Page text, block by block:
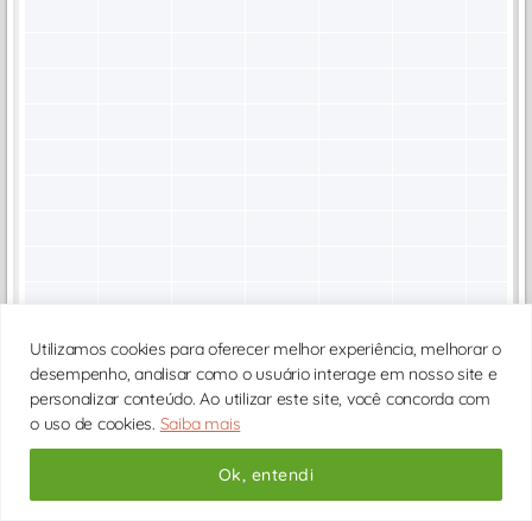
Utilizamos cookies para oferecer melhor experiência, melhorar o
desempenho, analisar como o usuário interage em nosso site e
personalizar conteúdo. Ao utilizar este site, você concorda com
o uso de cookies. Saiba mais
Ok, entendi
Clique no horário Arraste a agenda
Ver mais horarios
Endereço do consultório: